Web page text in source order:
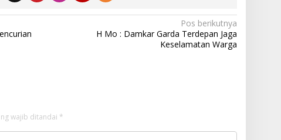
Pos berikutnya
H Mo : Damkar Garda Terdepan Jaga
Keselamatan Warga
wajib ditandai *